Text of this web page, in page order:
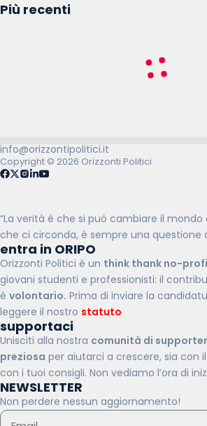
Più recenti
info@orizzontipolitici.it
Copyright © 2026 Orizzonti Politici
“La verità è che si può cambiare il
che ci circonda, è sempre una questione
entra in ORIPO
Orizzonti Politici è un think thank no-
giovani studenti e professionisti: il
è volontario. Prima di inviare la
leggere il nostro statuto
supportaci
Unisciti alla nostra comunità di
preziosa per aiutarci a crescere, sia con
con i tuoi consigli. Non vediamo l’ora di
NEWSLETTER
Non perdere nessun aggiornamento!